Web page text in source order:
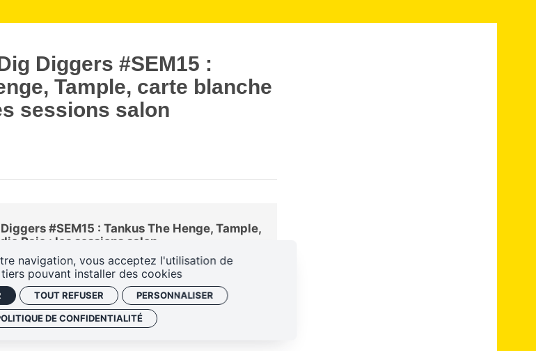
Diggers #SEM15 :
Tample, carte blanche
sessions salon
#SEM15 : Tankus The Henge, Tample,
Raje : les sessions salon
navigation, vous acceptez l'utilisation de
pouvant installer des cookies
TOUT REFUSER PERSONNALISER
DE CONFIDENTIALITÉ